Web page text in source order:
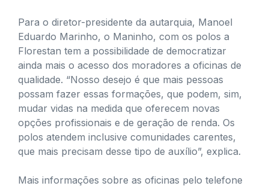
Para o diretor-presidente da autarquia, Manoel
Eduardo Marinho, o Maninho, com os polos a
Florestan tem a possibilidade de democratizar
ainda mais o acesso dos moradores a oficinas de
qualidade. “Nosso desejo é que mais pessoas
possam fazer essas formações, que podem, sim,
mudar vidas na medida que oferecem novas
opções profissionais e de geração de renda. Os
polos atendem inclusive comunidades carentes,
que mais precisam desse tipo de auxílio”, explica.
Mais informações sobre as oficinas pelo telefone